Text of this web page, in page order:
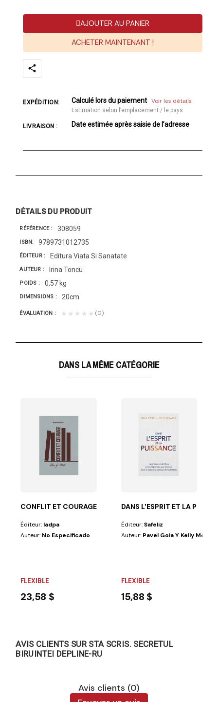
AJOUTER AU PANIER
ACHETER MAINTENANT !
EXPÉDITION: Calculé lors du paiement Voir les détails
Estimation selon l’emplacement / le pays
LIVRAISON : Date estimée après saisie de l’adresse
DÉTAILS DU PRODUIT
RÉFÉRENCE 308059
ISBN 9789731012735
ÉDITEUR Editura Viata Si Sanatate
AUTEUR Irina Toncu
POIDS 0,57 kg
DIMENSIONS 20cm
ÉVALUATION ★★★★★ (0)
DANS LA MÊME CATÉGORIE
ÉPÎTRES DE JEAN
et justesse, sans autre prétention que celle...
CONFLIT ET COURAGE
Éditeur: Iadpa
Auteur: No Especificado
FLEXIBLE
23,58 $
DANS L'ESPRIT ET LA
Éditeur:Safeliz
Auteur: Pavel Goia Y Kelly
FLEXIBLE
15,88 $
AVIS CLIENTS SUR STA SCRIS. SECRETUL
BIRUINTEI DEPLINE-RU
Avis clients (0)